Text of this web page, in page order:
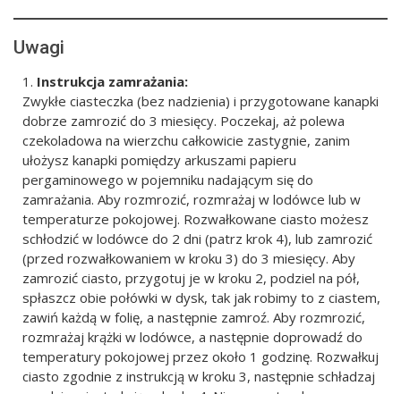
Uwagi
Instrukcja zamrażania:
Zwykłe ciasteczka (bez nadzienia) i przygotowane kanapki
dobrze zamrozić do 3 miesięcy. Poczekaj, aż polewa
czekoladowa na wierzchu całkowicie zastygnie, zanim
ułożysz kanapki pomiędzy arkuszami papieru
pergaminowego w pojemniku nadającym się do
zamrażania. Aby rozmrozić, rozmrażaj w lodówce lub w
temperaturze pokojowej. Rozwałkowane ciasto możesz
schłodzić w lodówce do 2 dni (patrz krok 4), lub zamrozić
(przed rozwałkowaniem w kroku 3) do 3 miesięcy. Aby
zamrozić ciasto, przygotuj je w kroku 2, podziel na pół,
spłaszcz obie połówki w dysk, tak jak robimy to z ciastem,
zawiń każdą w folię, a następnie zamroź. Aby rozmrozić,
rozmrażaj krążki w lodówce, a następnie doprowadź do
temperatury pokojowej przez około 1 godzinę. Rozwałkuj
ciasto zgodnie z instrukcją w kroku 3, następnie schładzaj